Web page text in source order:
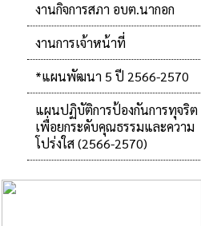
งานกิจการสภา อบต.นากอก
งานการเจ้าหน้าที่
*แผนพัฒนา 5 ปี 2566-2570
แผนปฏิบัติการป้องกันการทุจริต
เพื่อยกระดับคุณธรรมและความ
โปร่งใส (2566-2570)